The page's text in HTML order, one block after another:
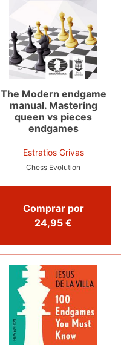
The Modern endgame
manual. Mastering
queen vs pieces
endgames
Estratios Grivas
Chess Evolution
Comprar por
24,95 €